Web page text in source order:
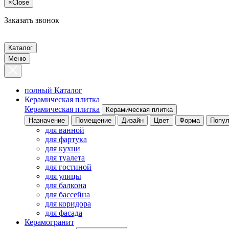
×Close
Заказать звонок
Каталог
Меню
полный Каталог
Керамическая плитка
Керамическая плитка
Керамическая плитка
Назначение
Помещение Дизайн Цвет Форма
для ванной
для фартука
для кухни
для туалета
для гостиной
для улицы
для балкона
для бассейна
для коридора
для фасада
Керамогранит